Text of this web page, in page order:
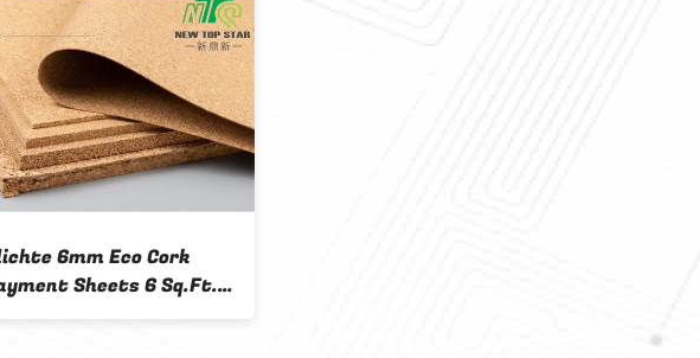
Freundliche 3mm Cork
Underlayment Roll For Solid
220kg/cbm für Bodenbelag-